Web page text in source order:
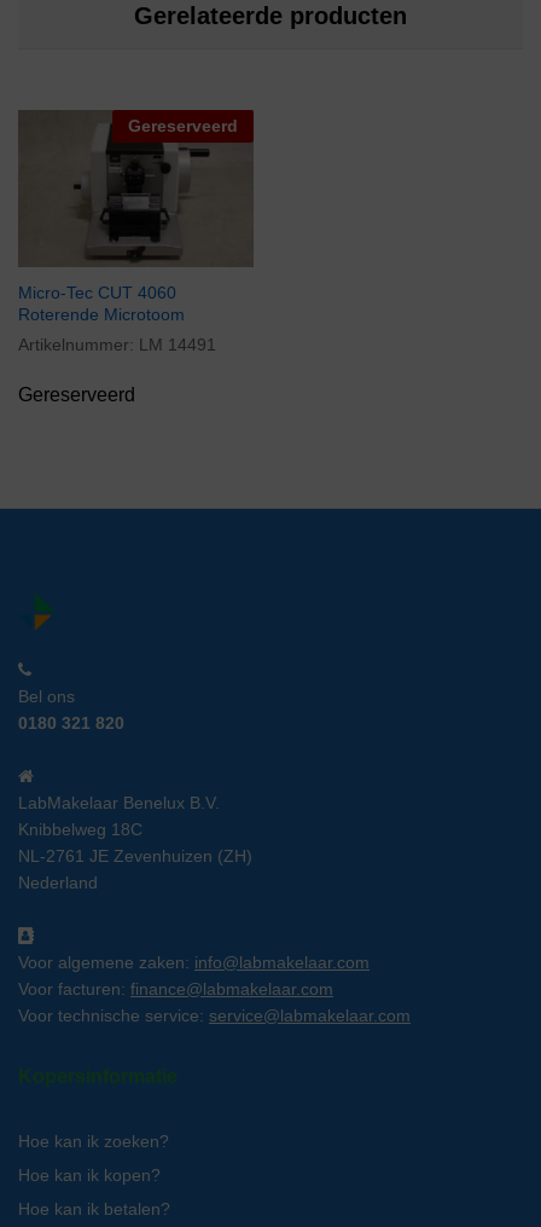
Gerelateerde producten
Gereserveerd
Micro-Tec CUT 4060
Roterende Microtoom
Artikelnummer: LM 14491
Gereserveerd
Bel ons
0180 321 820
LabMakelaar Benelux B.V.
Knibbelweg 18C
NL-2761 JE Zevenhuizen (ZH)
Nederland
Voor algemene zaken: info@labmakelaar.com
Voor facturen: finance@labmakelaar.com
Voor technische service: service@labmakelaar.com
Kopersinformatie
Hoe kan ik zoeken?
Hoe kan ik kopen?
Hoe kan ik betalen?